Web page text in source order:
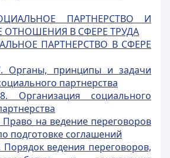
ПАРТНЕРСТВО И
ОТНОШЕНИЯ В СФЕРЕ ТРУДА
ПАРТНЕРСТВО В СФЕРЕ
Органы, принципы и задачи
партнерства
Организация социального
Право на ведение переговоров
подготовке соглашений
Порядок ведения переговоров,